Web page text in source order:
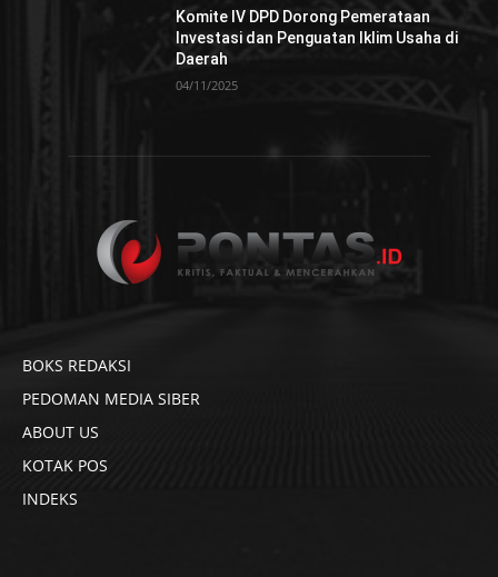
Komite IV DPD Dorong Pemerataan
Investasi dan Penguatan Iklim Usaha di
Daerah
04/11/2025
BOKS REDAKSI
PEDOMAN MEDIA SIBER
ABOUT US
KOTAK POS
INDEKS